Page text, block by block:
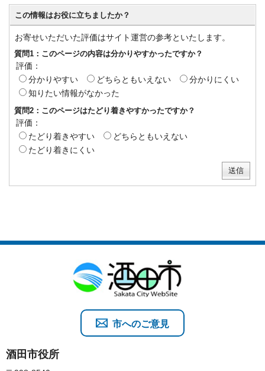
この情報はお役に立ちましたか？
お寄せいただいた評価はサイト運営の参考といたします。
質問1：このページの内容は分かりやすかったですか？
評価：
分かりやすい
どちらともいえない
分かりにくい
知りたい情報がなかった
質問2：このページはたどり着きやすかったですか？
評価：
たどり着きやすい
どちらともいえない
たどり着きにくい
酒田市役所
市へのご意見